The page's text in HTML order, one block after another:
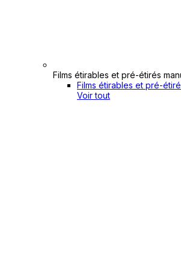
Films étirables et pré-étirés
Films étirables et pré-
Voir tout